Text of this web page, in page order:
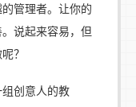
管理者。让你的
说起来容易，但
？
组创意人的教